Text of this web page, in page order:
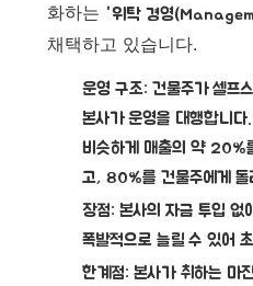
화하는 '위탁 경영
채택하고 있습니다.
운영 구조: 건물주가 셀프
본사가 운영을 대행합니
비슷하게 매출의 약 20%
고, 80%를 건물주에게 돌
장점: 본사의 자금 투입 없
폭발적으로 늘릴 수 있어
한계점: 본사가 취하는 마